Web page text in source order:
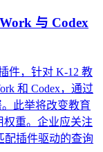
与 Codex
件，针对 K-12 教
和 Codex，通过
。此举将改变教育
重。企业应关注
配插件驱动的查询